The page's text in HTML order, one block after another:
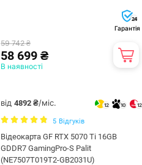
24
Гарантія
59 742 ₴
58 699 ₴
В наявності
від 4892 ₴/міс. 12 10 12
5 Відгуків
Відеокарта GF RTX 5070 Ti 16GB
GDDR7 GamingPro-S Palit
(NE7507T019T2-GB2031U)